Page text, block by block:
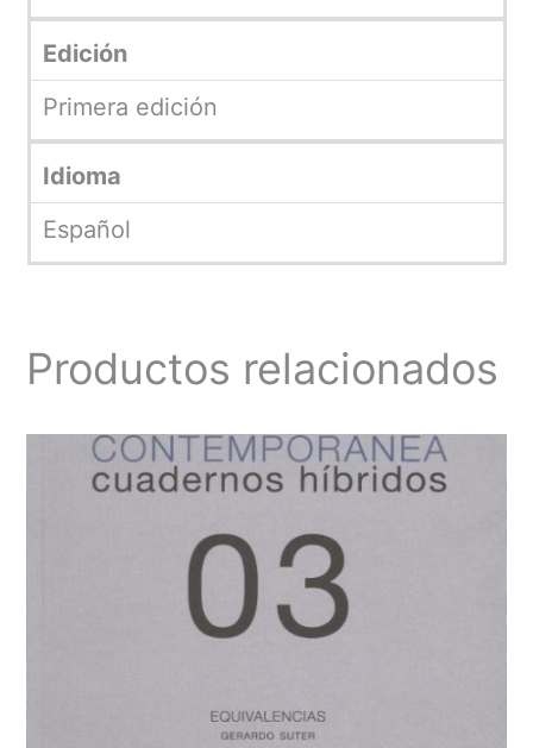
Edición
Primera edición
Idioma
Español
Productos relacionados